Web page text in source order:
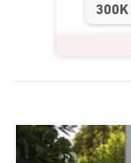
300K